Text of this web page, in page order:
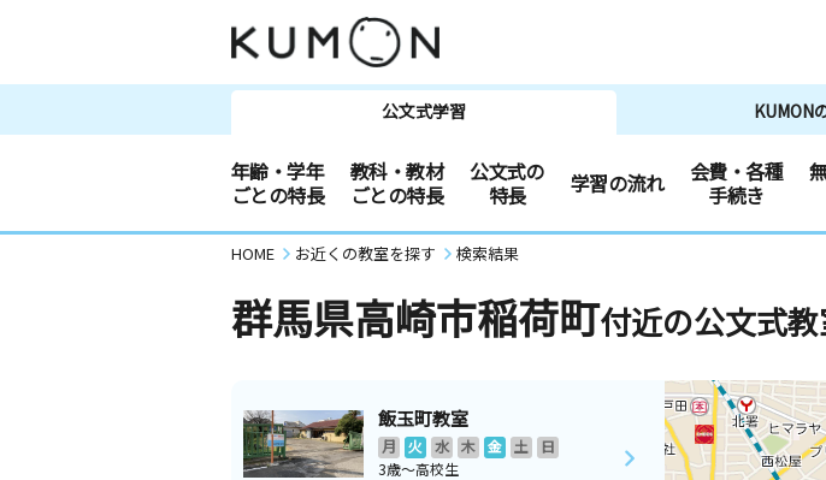
公文式学習 KUMON
年齢・学年
ごとの特長
教科・教材
ごとの特長
公文式の
特長
学習の流れ
会費・各種
手続き
HOME お近くの教室を探す 検索結果
群馬県高崎市稲荷町付近の公文式
飯玉町教室
月 火 水 木 金 土
日
3歳～高校生